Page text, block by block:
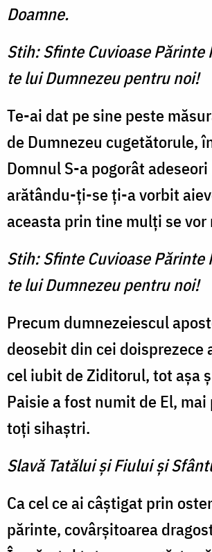
Doamne.
Stih: Sfinte Cuvioase Părinte
te lui Dumnezeu pentru noi!
Te-ai dat pe sine peste
de Dumnezeu cugetătorule,
Domnul S-a pogorât
arătându-ţi-se ţi-a vorbit
aceasta prin tine mulţi se vor
Stih: Sfinte Cuvioase Părinte
te lui Dumnezeu pentru noi!
Precum dumnezeiescul
deosebit din cei doisprezece
cel iubit de Ziditorul, tot aşa
Paisie a fost numit de El, mai
toţi sihaștri.
Slavă Tatălui şi Fiului şi
Ca cel ce ai câştigat prin
părinte, covârşitoarea